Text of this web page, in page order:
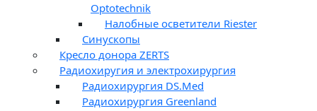
Optotechnik
Налобные осветители Riester
Синускопы
Кресло донора ZERTS
Радиохиругия и электрохирургия
Радиохирургия DS.Med
Радиохирургия Greenland